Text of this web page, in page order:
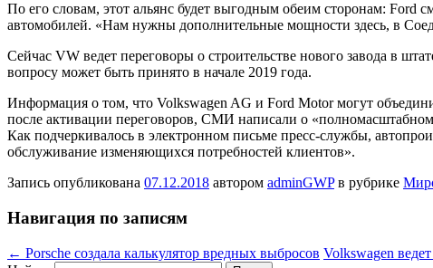
По его словам, этот альянс будет выгодным обеим сторонам: Ford
автомобилей. «Нам нужны дополнительные мощности здесь, в
Сейчас VW ведет переговоры о строительстве нового завода в
вопросу может быть принято в начале 2019 года.
Информация о том, что Volkswagen AG и Ford Motor могут
после активации переговоров, СМИ написали о
Как подчеркивалось в электронном письме пресс-службы,
обслуживание изменяющихся потребностей клиентов».
Запись опубликована 07.12.2018 автором adminGWPв рубрике
Навигация по записям
← Porsche создала калькулятор вредных выбросов Volkswagen